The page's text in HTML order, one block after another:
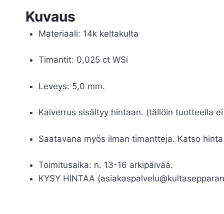
Kuvaus
Materiaali: 14k keltakulta
Timantit: 0,025 ct WSi
Leveys: 5,0 mm.
Kaiverrus sisältyy hintaan. (tällöin tuotteella
Saatavana myös ilman timantteja. Katso
Toimitusaika: n. 13-16 arkipäivää.
KYSY HINTAA